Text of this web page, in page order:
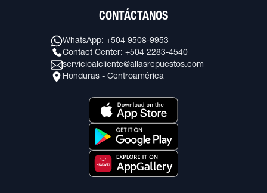
CONTÁCTANOS
WhatsApp: +504 9508-9953
Contact Center: +504 2283-4540
servicioalcliente@allasrepuestos.com
Honduras - Centroamérica